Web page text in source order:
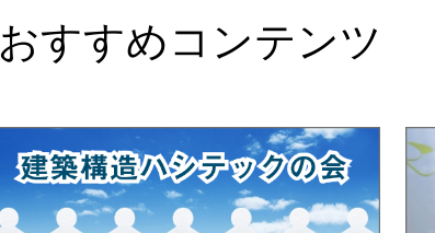
おすすめコンテンツ